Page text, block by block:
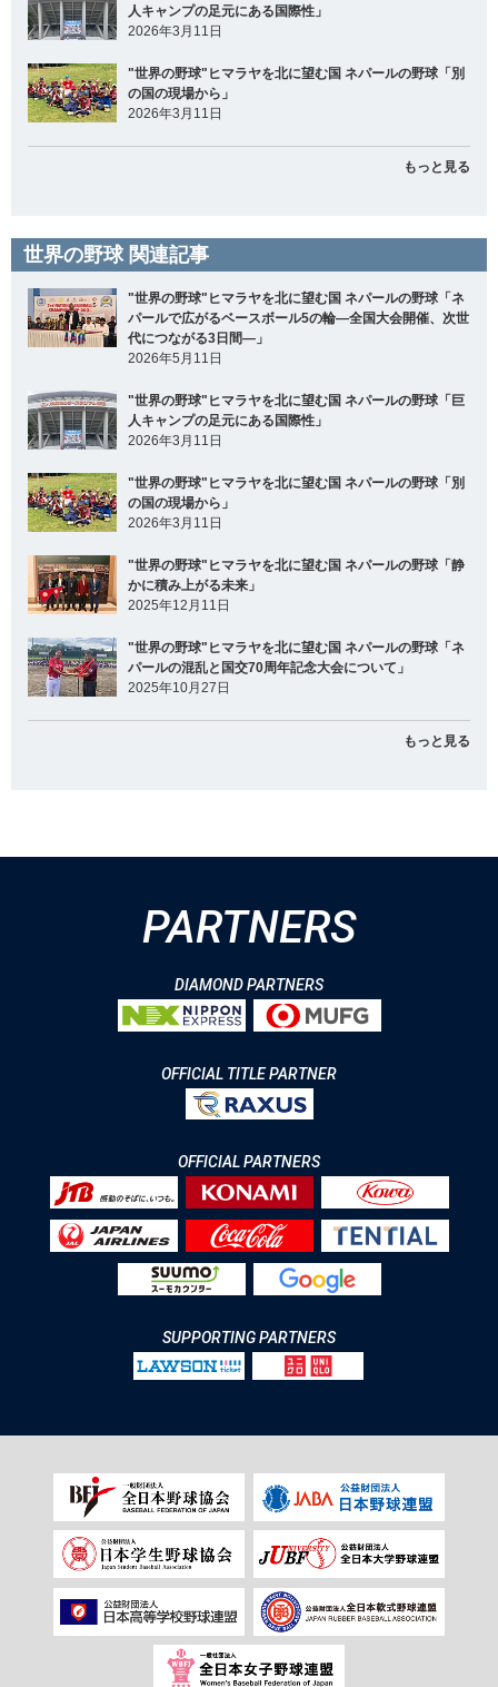
人キャンプの足元にある国際性」
2026年3月11日
"世界の野球"ヒマラヤを北に望む国 ネパールの野球「別
の国の現場から」
2026年3月11日
もっと見る
世界の野球 関連記事
"世界の野球"ヒマラヤを北に望む国 ネパールの野球「ネ
パールで広がるベースボール5の輪―全国大会開催、次世
代につながる3日間―」
2026年5月11日
"世界の野球"ヒマラヤを北に望む国 ネパールの野球「巨
人キャンプの足元にある国際性」
2026年3月11日
"世界の野球"ヒマラヤを北に望む国 ネパールの野球「別
の国の現場から」
2026年3月11日
"世界の野球"ヒマラヤを北に望む国 ネパールの野球「静
かに積み上がる未来」
2025年12月11日
"世界の野球"ヒマラヤを北に望む国 ネパールの野球「ネ
パールの混乱と国交70周年記念大会について」
2025年10月27日
もっと見る
PARTNERS
DIAMOND PARTNERS
OFFICIAL TITLE PARTNER
OFFICIAL PARTNERS
SUPPORTING PARTNERS